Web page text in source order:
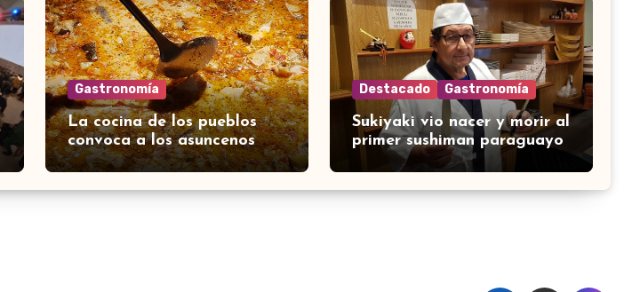
Gastronomía
La cocina de los pueblos
convoca a los asuncenos
Destacado Gastronomía
Sukiyaki vio nacer y morir al
primer sushiman paraguayo